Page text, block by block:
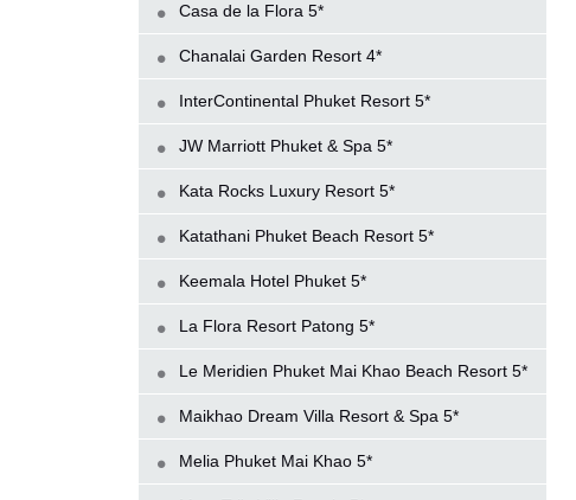
Casa de la Flora 5*
Chanalai Garden Resort 4*
InterContinental Phuket Resort 5*
JW Marriott Phuket & Spa 5*
Kata Rocks Luxury Resort 5*
Katathani Phuket Beach Resort 5*
Keemala Hotel Phuket 5*
La Flora Resort Patong 5*
Le Meridien Phuket Mai Khao Beach Resort 5*
Maikhao Dream Villa Resort & Spa 5*
Melia Phuket Mai Khao 5*